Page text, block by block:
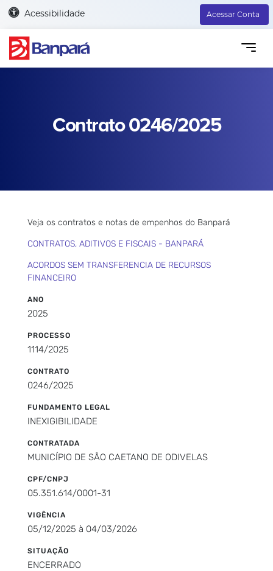
Acessibilidade Acessar Conta
Contrato 0246/2025
Veja os contratos e notas de empenhos do Banpará
CONTRATOS, ADITIVOS E FISCAIS - BANPARÁ
ACORDOS SEM TRANSFERENCIA DE RECURSOS
FINANCEIRO
ANO
2025
PROCESSO
1114/2025
CONTRATO
0246/2025
FUNDAMENTO LEGAL
INEXIGIBILIDADE
CONTRATADA
MUNICÍPIO DE SÃO CAETANO DE ODIVELAS
CPF/CNPJ
05.351.614/0001-31
VIGÊNCIA
05/12/2025 à 04/03/2026
SITUAÇÃO
ENCERRADO